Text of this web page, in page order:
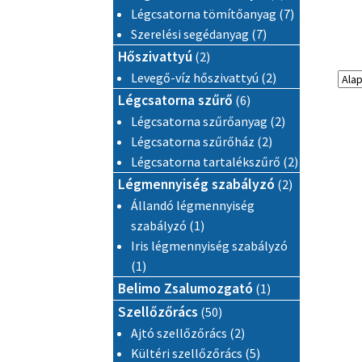
Légcsatorna tömítőanyag 77 termék
Szerelési segédanyag 77 termék
Hőszivattyú 22 termék
Levegő-víz hőszivattyú 22 termék
Légcsatorna szűrő 66 termék
Légcsatorna szűrőanyag 22 termék
Légcsatorna szűrőház 22 termék
Légcsatorna tartalékszűrő 22 termék
Légmennyiség szabályzó 22 termék
Állandó légmennyiség
szabályzó 11 termék
Iris légmennyiség szabályzó
11 termék
Belimo Zsalumozgató 11 termék
Szellőzőrács 5050 termék
Ajtó szellőzőrács 22 termék
Kültéri szellőzőrács 55 termék